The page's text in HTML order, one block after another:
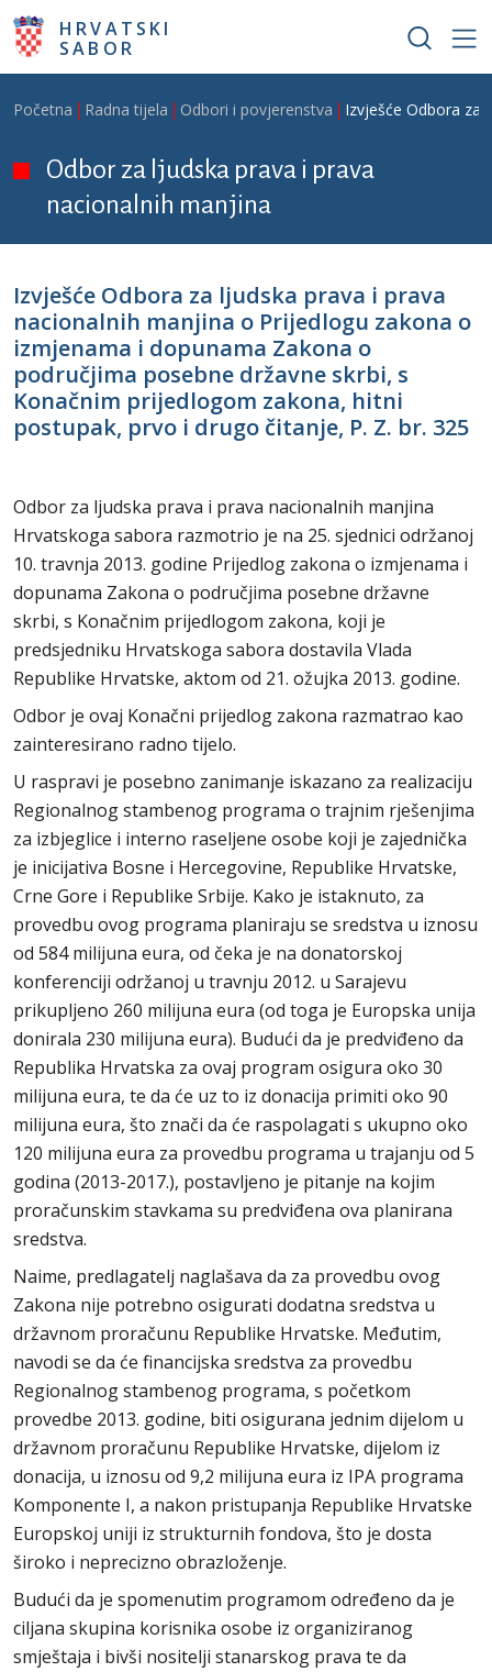
Skoči na glavni sadržaj
HRVATSKI
SABOR
Breadcrumb
Početna Radna tijela Odbori i povjerenstva Izvješće Odbora za
Odbor za ljudska prava i prava
nacionalnih manjina
Izvješće Odbora za ljudska prava i prava
nacionalnih manjina o Prijedlogu zakona o
izmjenama i dopunama Zakona o
područjima posebne državne skrbi, s
Konačnim prijedlogom zakona, hitni
postupak, prvo i drugo čitanje, P. Z. br. 325
Odbor za ljudska prava i prava nacionalnih manjina
Hrvatskoga sabora razmotrio je na 25. sjednici održanoj
10. travnja 2013. godine Prijedlog zakona o izmjenama i
dopunama Zakona o područjima posebne državne
skrbi, s Konačnim prijedlogom zakona, koji je
predsjedniku Hrvatskoga sabora dostavila Vlada
Republike Hrvatske, aktom od 21. ožujka 2013. godine.
Odbor je ovaj Konačni prijedlog zakona razmatrao kao
zainteresirano radno tijelo.
U raspravi je posebno zanimanje iskazano za realizaciju
Regionalnog stambenog programa o trajnim rješenjima
za izbjeglice i interno raseljene osobe koji je zajednička
je inicijativa Bosne i Hercegovine, Republike Hrvatske,
Crne Gore i Republike Srbije. Kako je istaknuto, za
provedbu ovog programa planiraju se sredstva u iznosu
od 584 milijuna eura, od čeka je na donatorskoj
konferenciji održanoj u travnju 2012. u Sarajevu
prikupljeno 260 milijuna eura (od toga je Europska unija
donirala 230 milijuna eura). Budući da je predviđeno da
Republika Hrvatska za ovaj program osigura oko 30
milijuna eura, te da će uz to iz donacija primiti oko 90
milijuna eura, što znači da će raspolagati s ukupno oko
120 milijuna eura za provedbu programa u trajanju od 5
godina (2013-2017.), postavljeno je pitanje na kojim
proračunskim stavkama su predviđena ova planirana
sredstva.
Naime, predlagatelj naglašava da za provedbu ovog
Zakona nije potrebno osigurati dodatna sredstva u
državnom proračunu Republike Hrvatske. Međutim,
navodi se da će financijska sredstva za provedbu
Regionalnog stambenog programa, s početkom
provedbe 2013. godine, biti osigurana jednim dijelom u
državnom proračunu Republike Hrvatske, dijelom iz
donacija, u iznosu od 9,2 milijuna eura iz IPA programa
Komponente I, a nakon pristupanja Republike Hrvatske
Europskoj uniji iz strukturnih fondova, što je dosta
široko i neprecizno obrazloženje.
Budući da je spomenutim programom određeno da je
ciljana skupina korisnika osobe iz organiziranog
smještaja i bivši nositelji stanarskog prava te da